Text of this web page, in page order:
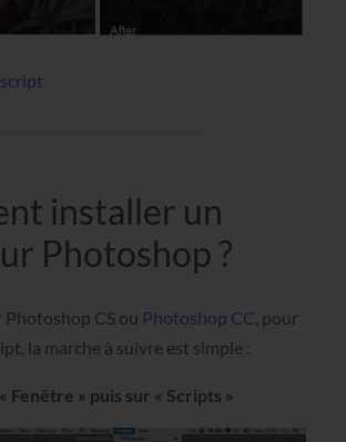
installer un
Photoshop ?
Photoshop CS ou Photoshop CC, pour
la marche à suivre est simple :
Fenêtre » puis sur « Scripts »